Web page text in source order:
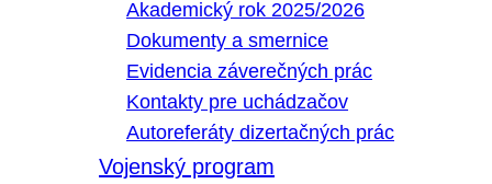
Akademický rok 2025/2026
Dokumenty a smernice
Evidencia záverečných prác
Kontakty pre uchádzačov
Autoreferáty dizertačných prác
Vojenský program